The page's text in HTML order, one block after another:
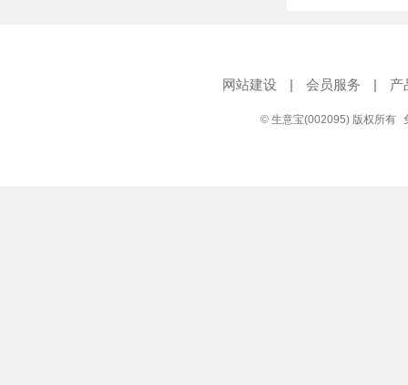
网站建设 | 会员服务 | 产
© 生意宝(002095) 版权所有